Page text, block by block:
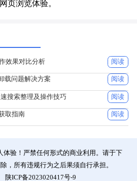
页浏览体验。
效果对比分析 阅读
载问题解决方案 阅读
搜索整理及操作技巧 阅读
取指南 阅读
体验！严禁任何形式的商业利用。请于下
，所有违规行为之后果须自行承担。
陕ICP备2023020417号-9